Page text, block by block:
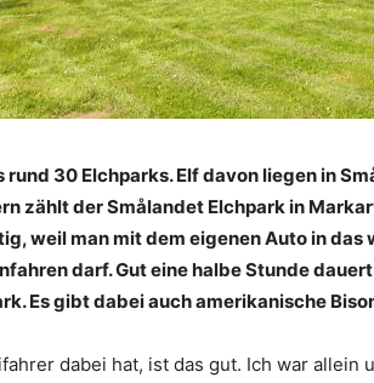
rund 30 Elchparks. Elf davon liegen in
zählt der Smålandet Elchpark in
weil man mit dem eigenen Auto in
darf. Gut eine halbe Stunde
Es gibt dabei auch amerikanische
dabei hat, ist das gut. Ich war allein